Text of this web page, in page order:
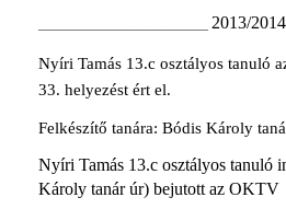
2013/
Nyíri Tamás 13.c osztályos tanuló
33. helyezést ért el.
Felkészítő tanára: Bódis Károly
Nyíri Tamás 13.c osztályos tanuló
Károly tanár úr) bejutott az OKTV